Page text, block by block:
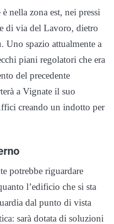
nella zona est, nei pressi
di via del Lavoro, dietro
Uno spazio attualmente a
piani regolatori che era
del precedente
a Vignate il suo
creando un indotto per
potrebbe riguardare
l’edificio che si sta
dal punto di vista
sarà dotata di soluzioni